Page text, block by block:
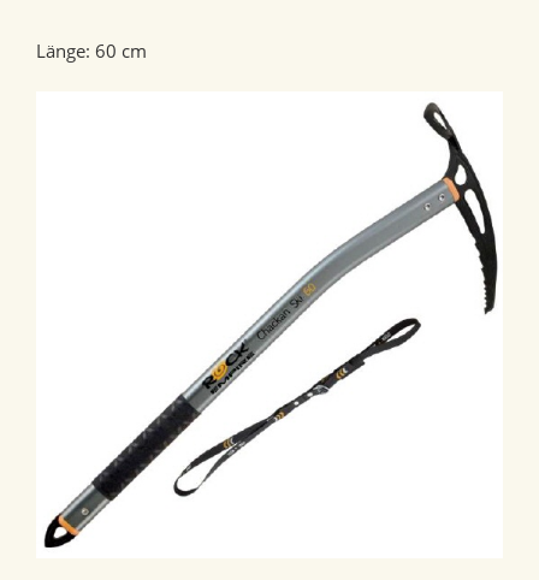
Länge: 60 cm